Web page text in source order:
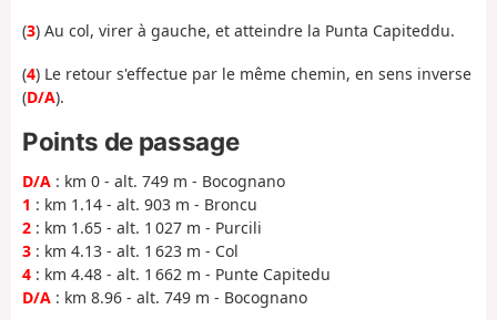
(3) Au col, virer à gauche, et atteindre la Punta Capiteddu.
(4) Le retour s'effectue par le même chemin, en sens inverse
(D/A).
Points de passage
D/A : km 0 - alt. 749 m - Bocognano
1 : km 1.14 - alt. 903 m - Broncu
2 : km 1.65 - alt. 1 027 m - Purcili
3 : km 4.13 - alt. 1 623 m - Col
4 : km 4.48 - alt. 1 662 m - Punte Capitedu
D/A : km 8.96 - alt. 749 m - Bocognano